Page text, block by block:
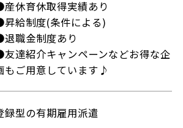
休育休取得実績あり
給制度(条件による)
職金制度あり
達紹介キャンペーンなどお得な企
もご用意しています♪
録型の有期雇用派遣